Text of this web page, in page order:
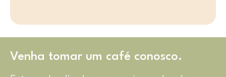
Venha tomar um café conosco.